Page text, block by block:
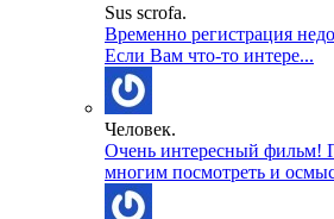
Sus scrofa.
Временно регистрация
Если Вам что-то интере...
Человек.
Очень интересный фильм!
многим посмотреть и